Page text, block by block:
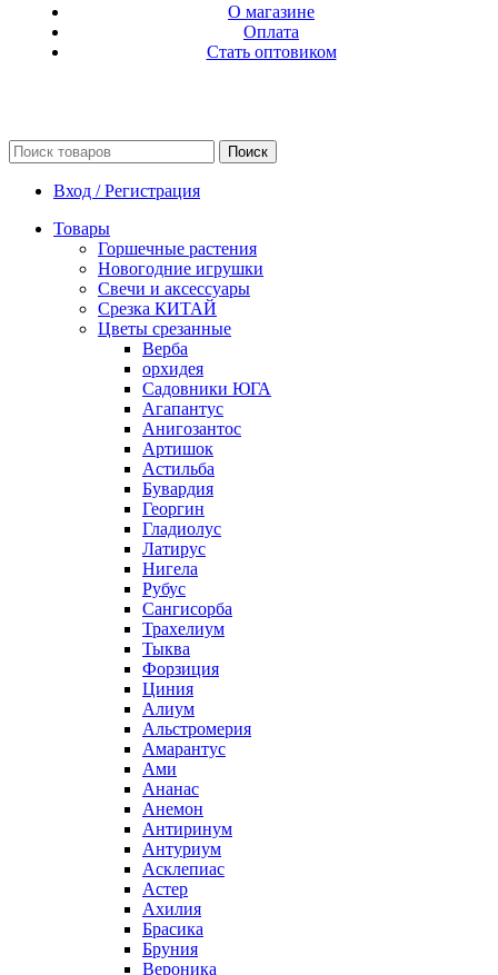
О магазине
Оплата
Стать оптовиком
Поиск
Вход / Регистрация
Товары
Горшечные растения
Новогодние игрушки
Свечи и аксессуары
Срезка КИТАЙ
Цветы срезанные
Верба
орхидея
Садовники ЮГА
Агапантус
Анигозантос
Артишок
Астильба
Бувардия
Георгин
Гладиолус
Латирус
Нигела
Рубус
Сангисорба
Трахелиум
Тыква
Форзиция
Циния
Алиум
Альстромерия
Амарантус
Ами
Ананас
Анемон
Антиринум
Антуриум
Асклепиас
Астер
Ахилия
Брасика
Бруния
Вероника